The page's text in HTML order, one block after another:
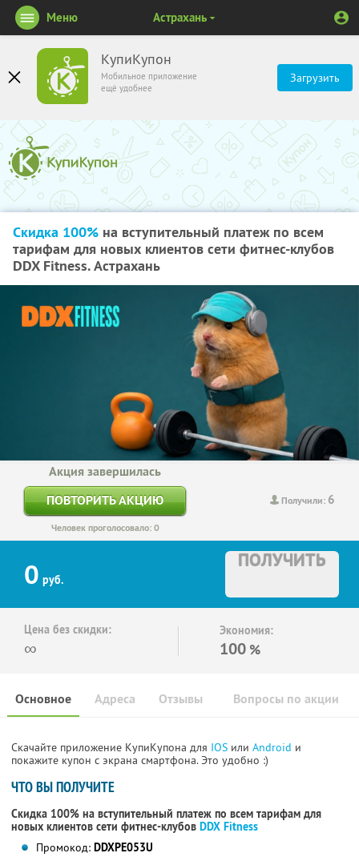
КупиКупон
Мобильное приложение
ещё удобнее
Загрузить
Меню Астрахань
Скидка 100% на вступительный платеж по всем
тарифам для новых клиентов сети фитнес-клубов
DDX Fitness. Астрахань
Получили: 6
Акция завершилась
ПОВТОРИТЬ АКЦИЮ
Человек проголосовало: 0
0 руб.
ПОЛУЧИТЬ
Цена без скидки:
∞
Экономия:
100 %
Основное Отзывы Вопросы по акции
Адреса
Скачайте приложение КупиКупона для IOS или Android и
покажите купон с экрана смартфона. Это удобно :)
ЧТО ВЫ ПОЛУЧИТЕ
Скидка 100% на вступительный платеж по всем тарифам для
новых клиентов сети фитнес-клубов DDX Fitness
Промокод: DDXPE053U